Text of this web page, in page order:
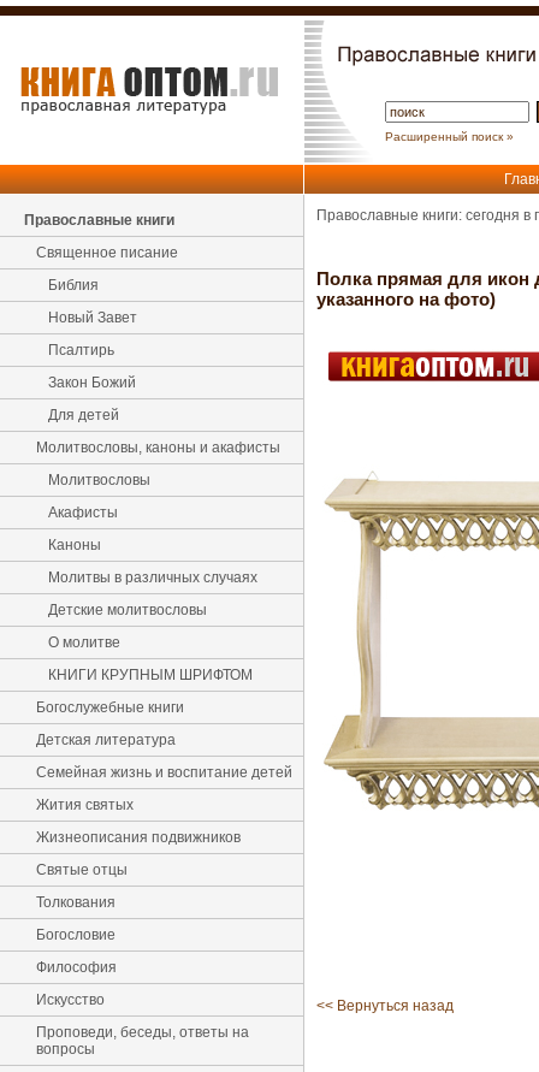
Расширенный поиск »
Православные книги
Священное писание
Библия
Новый Завет
Псалтирь
Закон Божий
Для детей
Молитвословы, каноны и акафисты
Молитвословы
Акафисты
Каноны
Молитвы в различных случаях
Детские молитвословы
О молитве
КНИГИ КРУПНЫМ ШРИФТОМ
Богослужебные книги
Детская литература
Семейная жизнь и воспитание детей
Жития святых
Жизнеописания подвижников
Святые отцы
Толкования
Богословие
Философия
Искусство
Проповеди, беседы, ответы на
вопросы
Православные книги: сегодня
Полка прямая для икон
указанного на фото)
<< Вернуться назад